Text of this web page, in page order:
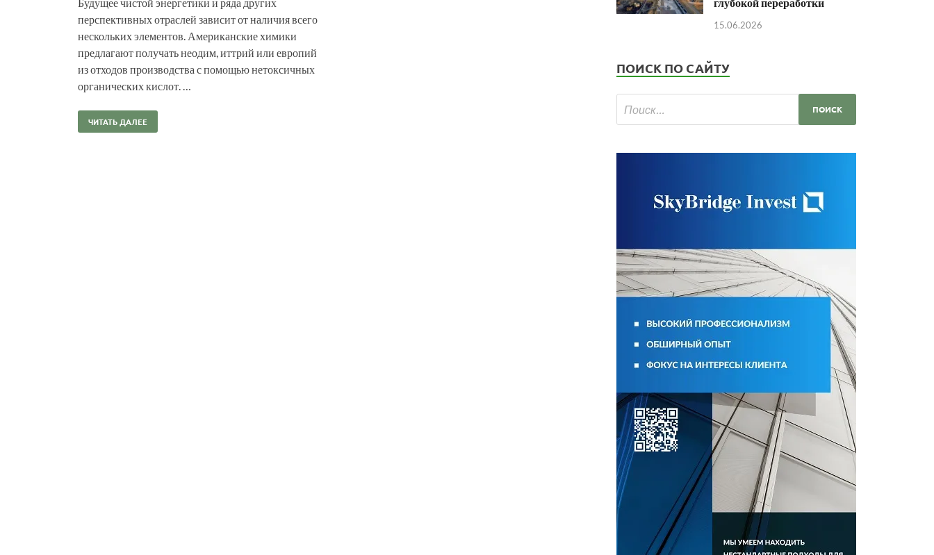
перспективных отраслей зависит от наличия всего
нескольких элементов. Американские химики
предлагают получать неодим, иттрий или европий
из отходов производства с помощью нетоксичных
органических кислот. …
ЧИТАТЬ ДАЛЕЕ
15.06.2026
ПОИСК ПО САЙТУ